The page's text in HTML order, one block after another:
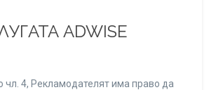
ADWISE
чл. 4, Рекламодателят има право да